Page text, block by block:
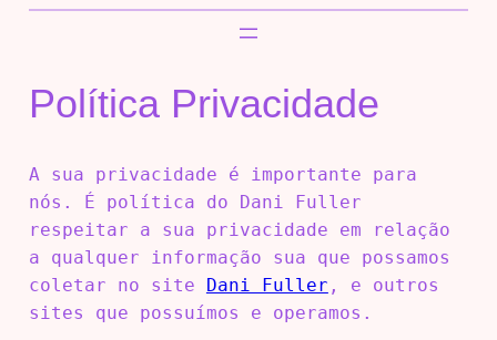
Política Privacidade
A sua privacidade é importante para
nós. É política do Dani Fuller
respeitar a sua privacidade em relação
a qualquer informação sua que possamos
coletar no site Dani Fuller , e outros
sites que possuímos e operamos.